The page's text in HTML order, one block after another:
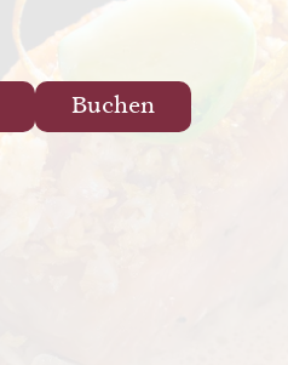
Buchen